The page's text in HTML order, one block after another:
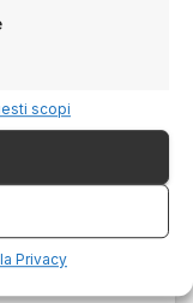
scopi
Privacy in